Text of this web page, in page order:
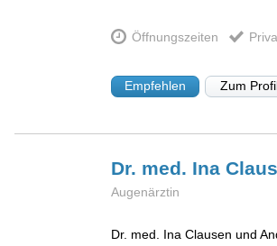
Öffnungszeiten
Empfehlen Zum
Dr. med. Ina
Augenärztin
Dr. med. Ina Clausen und